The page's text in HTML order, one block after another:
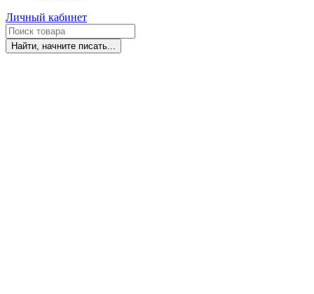
Личный кабинет
Найти, начните писать...